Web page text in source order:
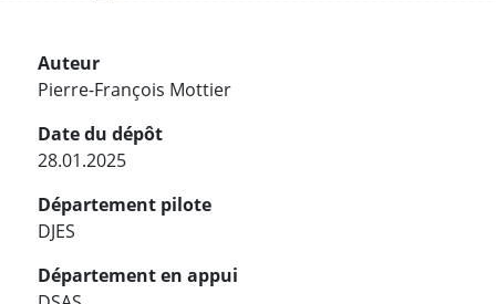
Auteur
Pierre-François Mottier
Date du dépôt
28.01.2025
Département pilote
DJES
Département en appui